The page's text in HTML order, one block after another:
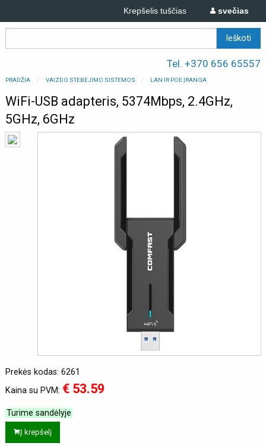
svečias
Krepšelis tuščias
Tel. +370 656 65557
PRADŽIA VAIZDO STEBĖJIMO SISTEMOS LAN IR POE ĮRANGA
WiFi-USB adapteris, 5374Mbps, 2.4GHz,
5GHz, 6GHz
Prekės kodas: 6261
Kaina su PVM: € 53.59
Turime sandėlyje
Į krepšelį